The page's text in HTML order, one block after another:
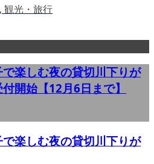
, 観光・旅行
楽しむ夜の貸切川下りが
開始【12月6日まで】
楽しむ夜の貸切川下りが